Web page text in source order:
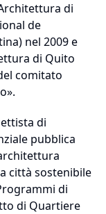
di
de
nel 2009 e
di Quito
comitato
di
pubblica
città sostenibile
di
di Quartiere